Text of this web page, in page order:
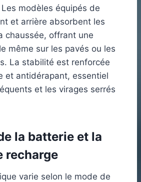
modèles équipés de
et arrière absorbent les
chaussée, offrant une
même sur les pavés ou les
La stabilité est renforcée
et antidérapant, essentiel
et les virages serrés
la batterie et la
recharge
varie selon le mode de